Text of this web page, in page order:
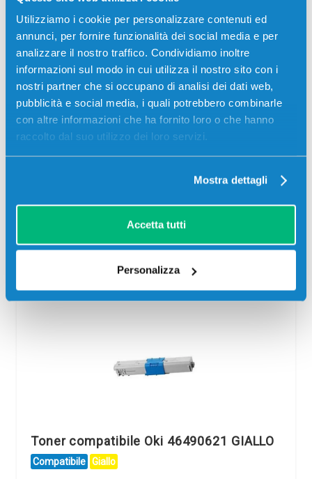
Utilizziamo i cookie per personalizzare contenuti ed
annunci, per fornire funzionalità dei social media e per
analizzare il nostro traffico. Condividiamo inoltre
informazioni sul modo in cui utilizza il nostro sito con i
nostri partner che si occupano di analisi dei dati web,
pubblicità e social media, i quali potrebbero combinarle
con altre informazioni che ha fornito loro o che hanno
raccolto dal suo utilizzo dei loro servizi.
Mostra dettagli
Accetta tutti
Personalizza
ES5473
35,00€
CONSEGNA IN 24/48 ORE
Aggiungi al carrello
giorni ore min
57
sec
Più acquisti, più risparmi:Visita la pagina prodotto per
visualizzare l'offerta
Toner compatibile Oki 46490621 GIALLO
Compatibile Giallo